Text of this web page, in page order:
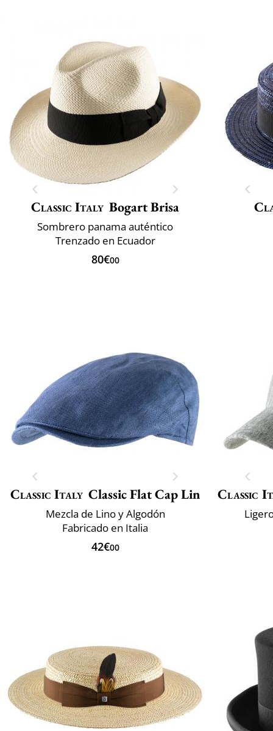
Classic Italy Bogart Brisa
Sombrero panama auténtico
Trenzado en Ecuador
80€00
Classic Italy Classic Flat Cap Lin
Mezcla de Lino y Algodón
Fabricado en Italia
42€00
Classic